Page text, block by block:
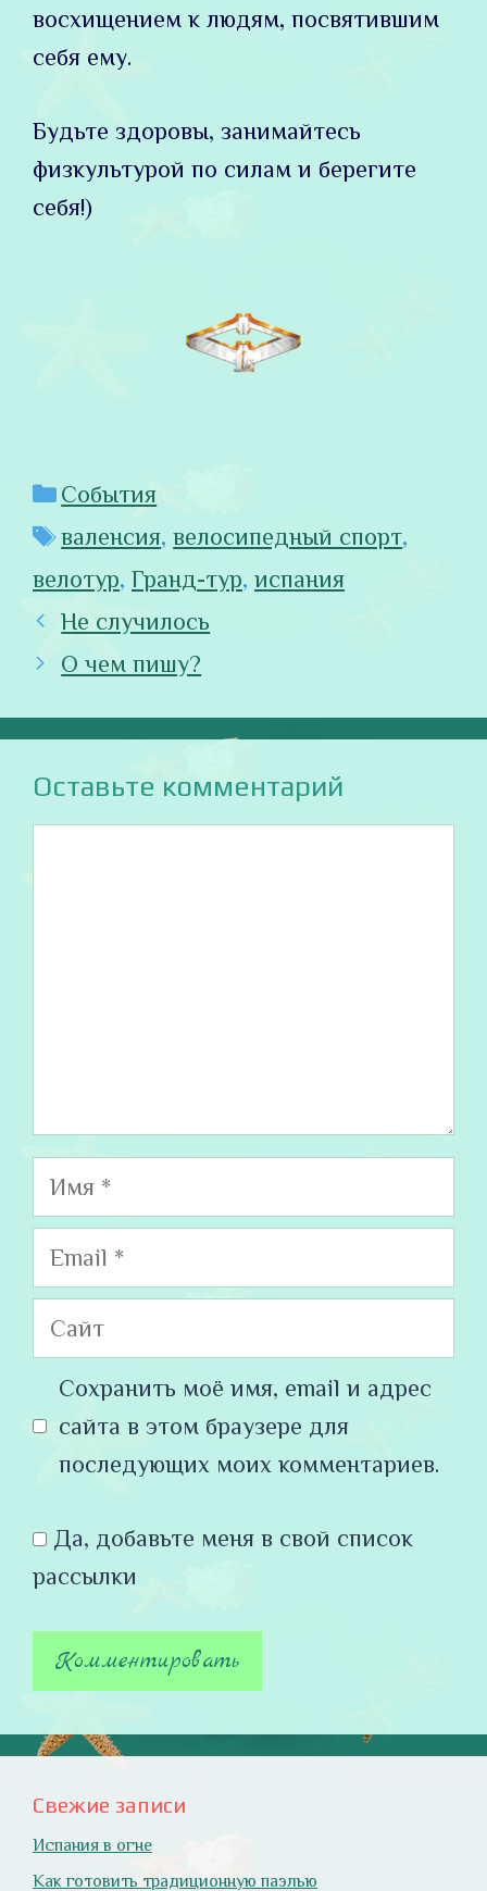
восхищением к людям, посвятившим
себя ему.
Будьте здоровы, занимайтесь
физкультурой по силам и берегите
себя!)
Рубрики
События
Метки
валенсия,велосипедный спорт,
велотур, Гранд-тур, испания
Не случилось
О чем пишу?
Оставьте комментарий
Имя
Email
Сайт
Сохранить моё имя, email и адрес
сайта в этом браузере для
последующих моих комментариев.
Да, добавьте меня в свой список
рассылки
Свежие записи
Испания в огне
Как готовить традиционную паэлью